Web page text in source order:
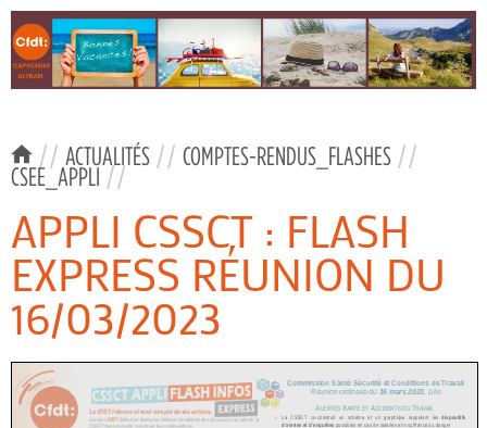
// ACTUALITÉS // COMPTES-RENDUS_FLASHES //
CSEE_APPLI //
APPLI CSSCT : FLASH
EXPRESS RÉUNION DU
16/03/2023